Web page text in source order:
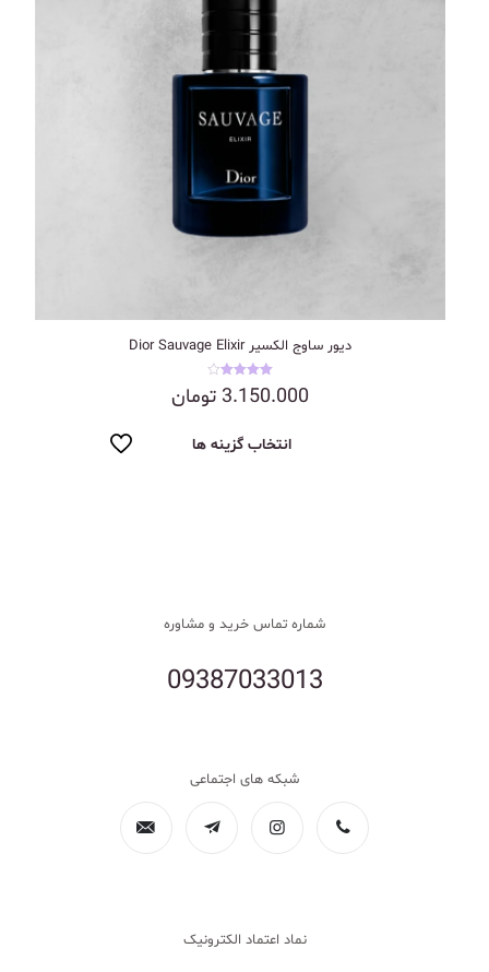
دیور ساوج الکسیر Dior Sauvage Elixir
نمره
4.00
3.150.000 تومان
انتخاب گزینه ها
09387033013
شماره تماس خرید و مشاوره
شبکه های اجتماعی
نماد اعتماد الکترونیک